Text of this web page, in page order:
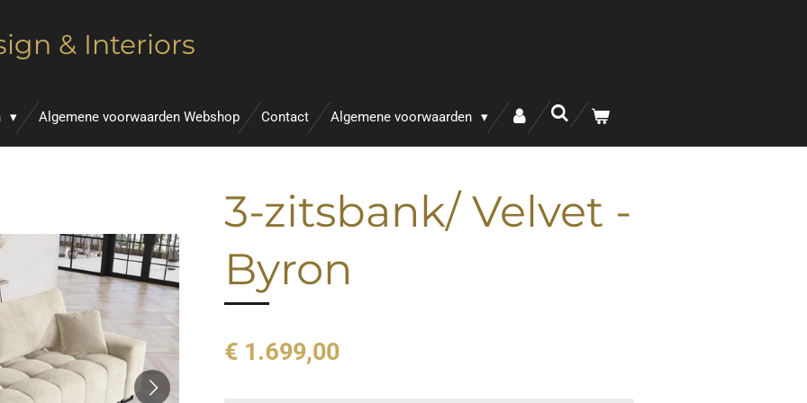
& Interiors
Algemene voorwaarden Webshop Contact Algemene voorwaarden
3-zitsbank/ Velvet -
Byron
€ 1.699,00